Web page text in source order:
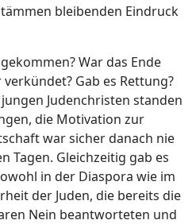
bleibenden Eindruck
War das Ende
Gab es Rettung?
jungen Judenchristen standen
die Motivation zur
war sicher danach nie
Tagen. Gleichzeitig gab es
in der Diaspora wie im
der Juden, die bereits die
Nein beantworteten und